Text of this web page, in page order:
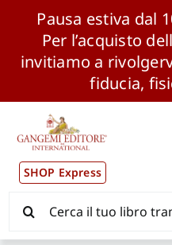
Pausa estiva dal
Per l’acquisto
invitiamo a
fiducia,
contenuto
SHOP Express
Pubblicazioni
News ed Eventi
per: